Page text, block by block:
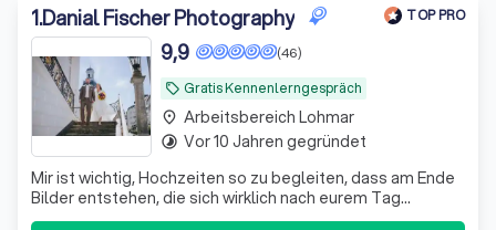
1.Danial Fischer Photography TOP PRO
local_offer Gratis Kennenlerngespräch
(46)
9,9
Mir ist wichtig, Hochzeiten so zu begleiten, dass am Ende
Bilder entstehen, die sich wirklich nach eurem Tag
anfühlen. Entspannt, persönlich und ohne viel Gestelltes.
place Arbeitsbereich Lohmar
timelapse Vor 10 Jahren gegründet